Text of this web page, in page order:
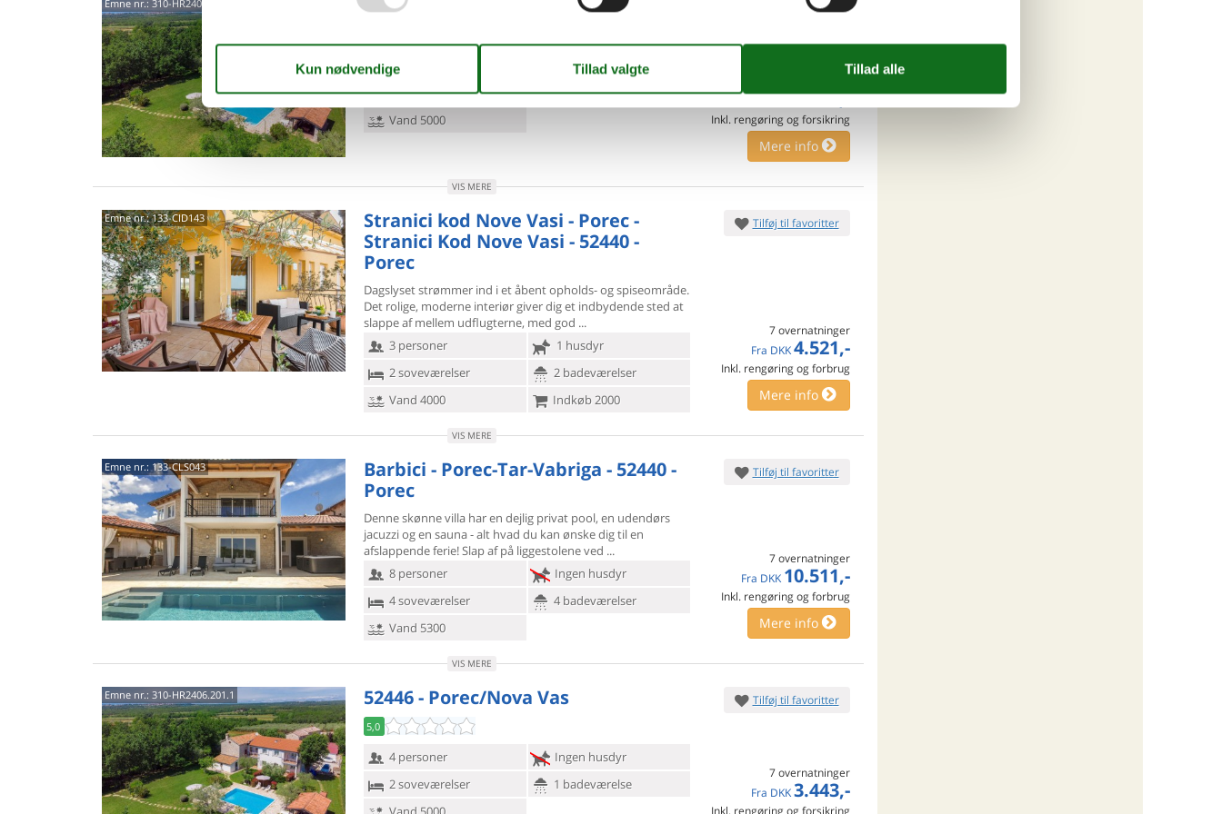
Emne nr.: 310-HR2406.200.1 52446 - Porec/Nova Vas
6 personer
Ingen husdyr
2 soveværelser
2 badeværelser
Vand 5000
Tilføj til favoritter
5.730,-
Inkl. rengøring og forsikring
Mere info
VIS MERE
Emne nr.:133-CID143
Stranici kod Nove Vasi - Porec -
Stranici Kod Nove Vasi - 52440 -
Porec
Dagslyset strømmer ind i et åbent opholds- og spiseområde.
Det rolige, moderne interiør giver dig et indbydende sted at
slappe af mellem udflugterne, med god
3 personer
1 husdyr
2 soveværelser
2 badeværelser
Vand 4000
Indkøb 2000
Tilføj til favoritter
7 overnatninger
Fra DKK 4.521,-
Inkl. rengøring og forbrug
Mere info
VIS MERE
Emne nr.:133-CLS043
Barbici - Porec-Tar-Vabriga - 52440 -
Porec
Denne skønne villa har en dejlig privat pool, en udendørs
jacuzzi og en sauna -alt hvad du kan ønske dig til en
afslappende ferie! Slap af på liggestolene ved
8 personer
Ingen husdyr
4 soveværelser
4 badeværelser
Vand 5300
Tilføj til favoritter
7 overnatninger
Fra DKK 10.511,-
Inkl. rengøring og forbrug
Mere info
VIS MERE
Emne nr.: 310-HR2406.201.1 52446 - Porec/Nova Vas
5,0
4 personer
Ingen husdyr
2 soveværelser
1 badeværelse
Tilføj til favoritter
7 overnatninger
Fra DKK 3.443,-
Inkl. rengøring og forsikring